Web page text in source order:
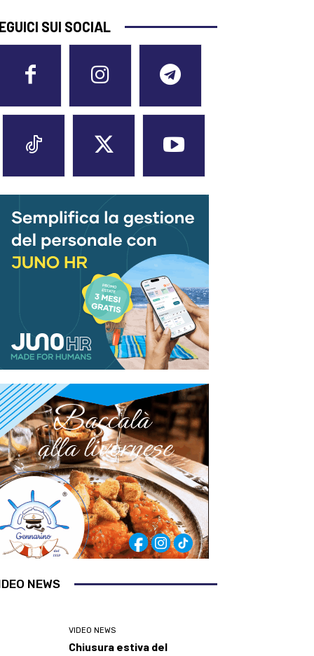
SUI SOCIAL
NEWS
VIDEO NEWS
Chiusura estiva del